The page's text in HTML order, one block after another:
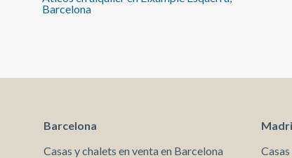
excelentes conexiones con el resto de la ciudad. Es
calma. Una propuesta singular para quienes desean
para ampliar información o concertar una visita.*
cumplimiento de la Ley 12/2023 y la Ley 18/2007
informamos que:Este inmueble no dispone de
Barcelona
Barcelona
Casas y chalets en venta en Barcelona